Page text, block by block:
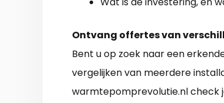
Ontvang offertes van
Bent u op zoek naar een
vergelijken van meerdere
warmtepomprevolutie.nl check